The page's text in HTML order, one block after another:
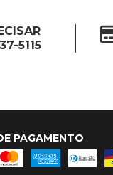
5115
PAGAMENTO